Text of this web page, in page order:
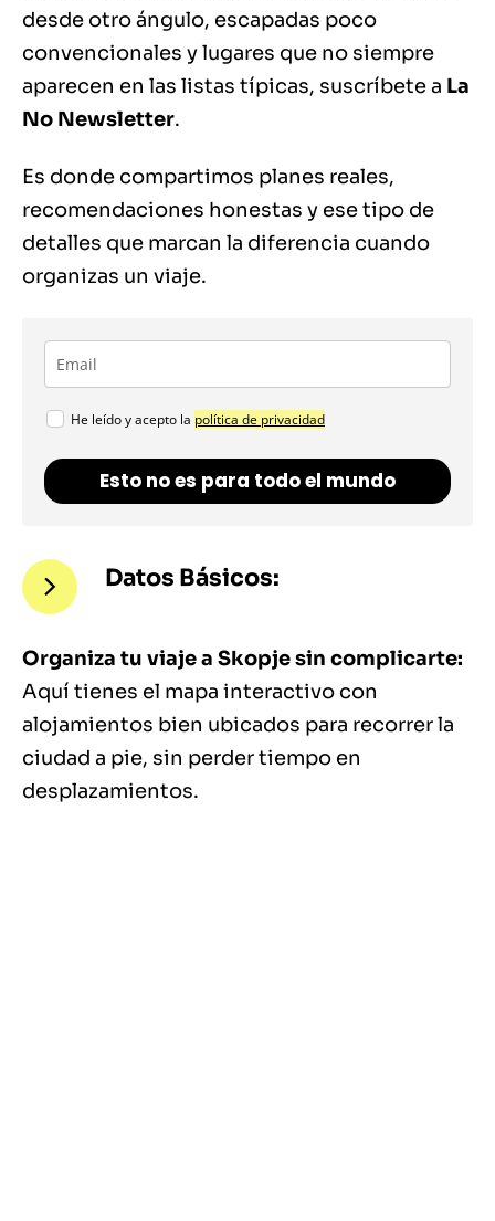
desde otro ángulo, escapadas poco
convencionales y lugares que no siempre
aparecen en las listas típicas, suscríbete a La
No Newsletter.
Es donde compartimos planes reales,
recomendaciones honestas y ese tipo de
detalles que marcan la diferencia cuando
organizas un viaje.
He leído y acepto la política de privacidad
Esto no es para todo el mundo
Datos Básicos:
Organiza tu viaje a Skopje sin complicarte:
Aquí tienes el mapa interactivo con
alojamientos bien ubicados para recorrer la
ciudad a pie, sin perder tiempo en
desplazamientos.